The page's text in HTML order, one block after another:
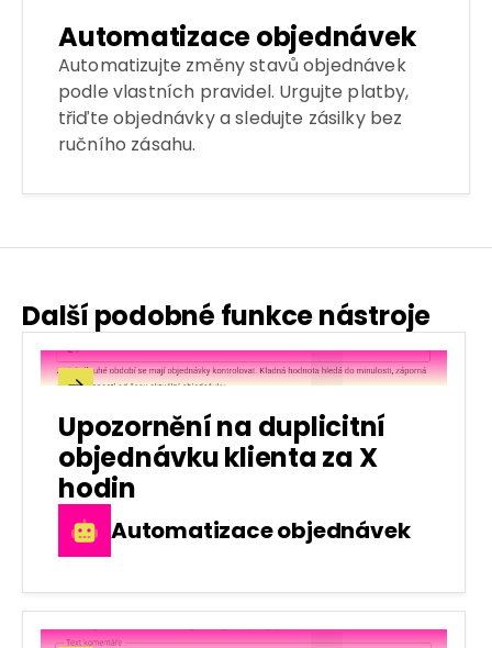
Automatizace objednávek
Automatizujte změny stavů objednávek
podle vlastních pravidel. Urgujte platby,
třiďte objednávky a sledujte zásilky bez
ručního zásahu.
Další podobné funkce nástroje

Upozornění na duplicitní
objednávku klienta za X
hodin
Automatizace objednávek